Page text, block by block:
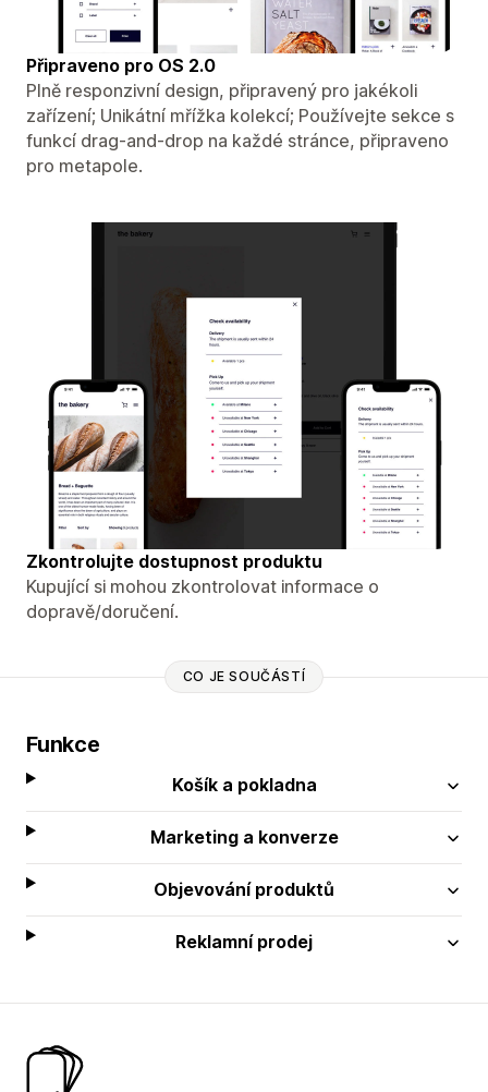
Připraveno pro OS 2.0
Plně responzivní design, připravený pro jakékoli
zařízení; Unikátní mřížka kolekcí; Používejte sekce s
funkcí drag-and-drop na každé stránce, připraveno
pro metapole.
Zkontrolujte dostupnost produktu
Kupující si mohou zkontrolovat informace o
dopravě/doručení.
CO JE SOUČÁSTÍ
Funkce
Košík a pokladna
Marketing a konverze
Objevování produktů
Reklamní prodej